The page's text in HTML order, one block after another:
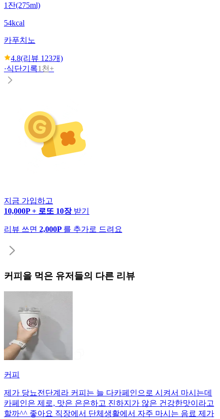
1잔(275ml)
54kcal
카푸치노
4.8(리뷰 123개)
·식단기록1천+
지금 가입하고
10,000P + 로또 10장 받기
리뷰 쓰면 2,000P 를 추가로 드려요
커피 을 먹은 유저들의 다른 리뷰
커피
제가 당뇨전단계라 커피는 늘 다카페인으로 시켜서 마시는데
카페인은 제로, 맛은 은은하고 진하지가 않은 건강한맛이라고
할까^^ 좋아요 직장에서 단체생활에서 자주 마시는 음료 제가